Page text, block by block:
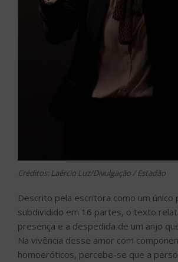
Créditos: Laércio Luz/Divulgação / Estadão
Descrito pela escritora como um único
subdividido em 16 partes, o texto
presença e a despedida de um anjo
Na vivência desse amor com
homoeróticos, percebe-se que a